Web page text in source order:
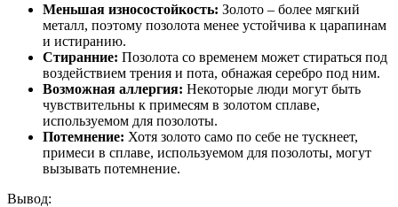
Меньшая износостойкость: Золото – более мягкий
металл, поэтому позолота менее устойчива к царапинам
и истиранию.
Стиранние: Позолота со временем может стираться под
воздействием трения и пота, обнажая серебро под ним.
Возможная аллергия: Некоторые люди могут быть
чувствительны к примесям в золотом сплаве,
используемом для позолоты.
Потемнение: Хотя золото само по себе не тускнеет,
примеси в сплаве, используемом для позолоты, могут
вызывать потемнение.
Вывод: